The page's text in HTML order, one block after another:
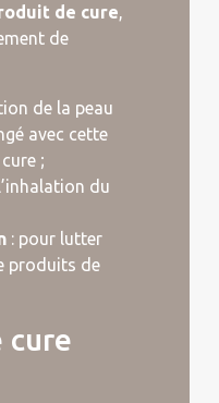
de cure,
de
de la peau
avec cette
;
du
: pour lutter
produits de
cure